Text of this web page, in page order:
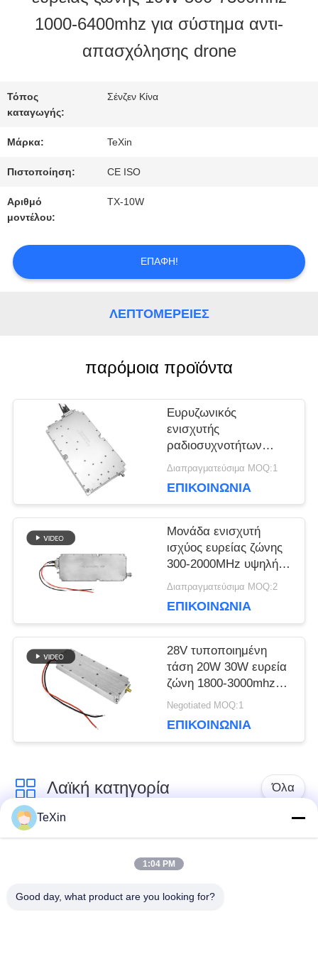
ΠΟΙΟΤΙΚΌΣ
ΜΑΣ
ΕΛΆΤΕ
ΕΠΑΦΉ
ΜΕ
ΖΗΤΉΣΤΕ
ΈΝΑ
ΑΠΌΣΠΑΣΜΑ
SITEMAP
PRIVACY
1000-6400mhz για σύστημα αντι-
απασχόλησης drone
Τόπος
καταγωγής:
Σένζεν Κίνα
Μάρκα: TeXin
Πιστοποίηση: CE ISO
Αριθμό
μοντέλου:
TX-10W
ΕΠΑΦΉ!
ΛΕΠΤΟΜΈΡΕΙΕΣ
παρόμοια προϊόντα
Ευρυζωνικός
ενισχυτής
ραδιοσυχνοτήτων
4000-8000MHz Drone
50w Anti-Drone
Διαπραγματεύσιμα MOQ:1
ΕΠΙΚΟΙΝΩΝΊΑ
Μονάδα ενισχυτή
ισχύος ευρείας ζώνης
300-2000MHz υψηλής
ισχύος για σύστημα
Διαπραγματεύσιμα MOQ:2
ΕΠΙΚΟΙΝΩΝΊΑ
28V τυποποιημένη
τάση 20W 30W ευρεία
ζώνη 1800-3000mhz
μονάδα ενισχυτή
Negotiated MOQ:1
ΕΠΙΚΟΙΝΩΝΊΑ
Λαϊκή κατηγορία Όλα
Μονάδα παρεμβολής
με μη επανδρωμένο
TeXin
1:04 PM
Good day, what product are you looking for?